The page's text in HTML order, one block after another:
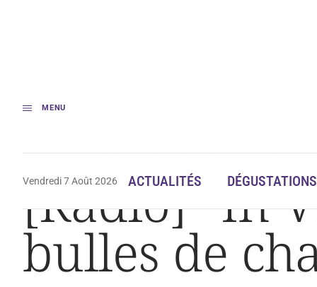
MENU
Vendredi 7 Août 2026 ACTUALITÉS DÉGUSTATIONS
Accueil [Radio] « In Vino » plonge dans les bulles de champagne
[Radio] “In
bulles de